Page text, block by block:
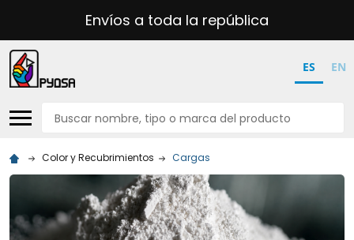
Envíos a toda la república
ES EN
Buscar
Color y Recubrimientos Cargas